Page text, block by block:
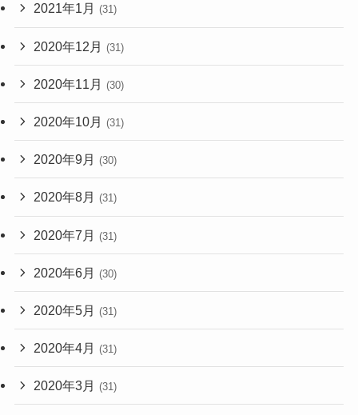
2021年1月 (31)
2020年12月 (31)
2020年11月 (30)
2020年10月 (31)
2020年9月 (30)
2020年8月 (31)
2020年7月 (31)
2020年6月 (30)
2020年5月 (31)
2020年4月 (31)
2020年3月 (31)